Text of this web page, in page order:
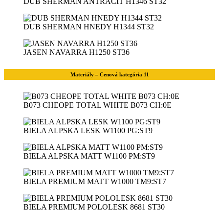
DUB SHERMAN HNEDY H1344 ST32
JASEN NAVARRA H1250 ST36
Materiály – Cenová kategória 11
B073 CHEOPE TOTAL WHITE B073 CH:0E
BIELA ALPSKA LESK W1100 PG:ST9
BIELA ALPSKA MATT W1100 PM:ST9
BIELA PREMIUM MATT W1000 TM9:ST7
BIELA PREMIUM POLOLESK 8681 ST30